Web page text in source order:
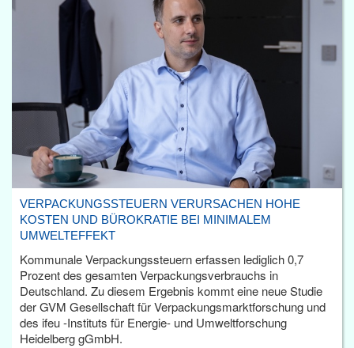
VERPACKUNGSSTEUERN VERURSACHEN HOHE
KOSTEN UND BÜROKRATIE BEI MINIMALEM
UMWELTEFFEKT
Kommunale Verpackungssteuern erfassen lediglich 0,7
Prozent des gesamten Verpackungsverbrauchs in
Deutschland. Zu diesem Ergebnis kommt eine neue Studie
der GVM Gesellschaft für Verpackungsmarktforschung und
des ifeu -Instituts für Energie- und Umweltforschung
Heidelberg gGmbH.